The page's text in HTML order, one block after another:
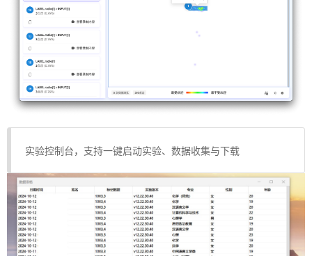
实验控制台，支持一键启动实验、数据收集与下载